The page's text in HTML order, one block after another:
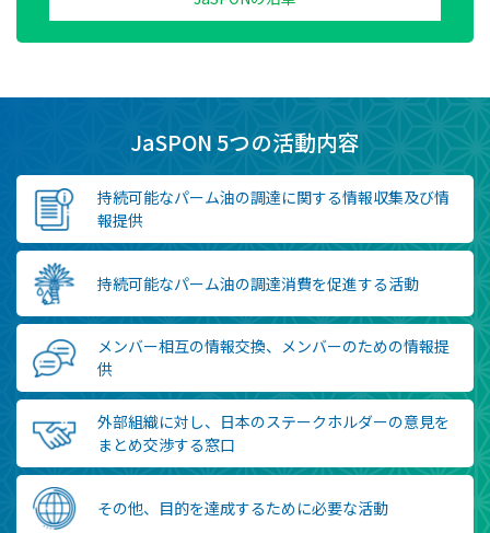
JaSPON 5つの活動内容
持続可能なパーム油の調達に関する情報収集及び情
報提供
持続可能なパーム油の調達消費を促進する活動
メンバー相互の情報交換、メンバーのための情報提
供
外部組織に対し、日本のステークホルダーの意見を
まとめ交渉する窓口
その他、目的を達成するために必要な活動